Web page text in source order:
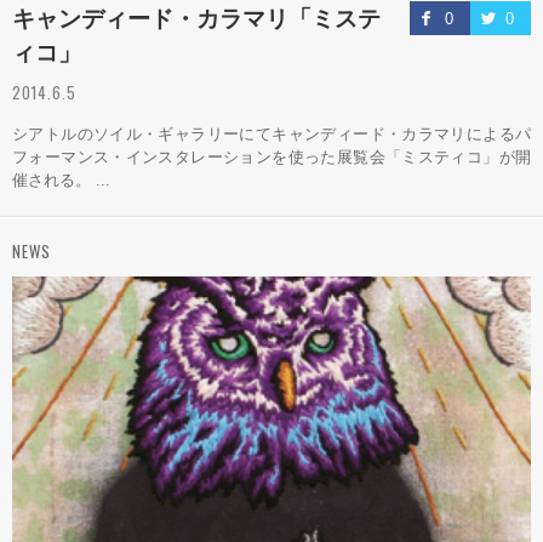
0 0
キャンディード・カラマリ「ミステ
ィコ」
2014.6.5
シアトルのソイル・ギャラリーにてキャンディード・カラマリによるパ
フォーマンス・インスタレーションを使った展覧会「ミスティコ」が開
催される。 ...
NEWS